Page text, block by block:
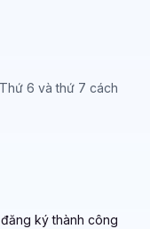
6 và thứ 7 cách
ký thành công